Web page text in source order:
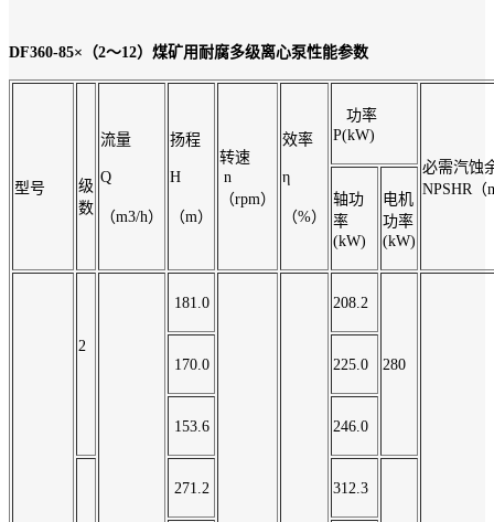
DF360-85×（2～12）煤矿用耐腐多级离心泵性能参数
型号
级
数
流量
Q
（m3/h）
扬程
H
（m）
转速
n
（rpm）
效率
η
（%）
功率
P(kW)
必需汽蚀
NPSHR（
轴功
率
(kW)
电机
功率
(kW)
2
181.0 208.2
280
170.0 225.0
153.6 246.0
271.2 312.3